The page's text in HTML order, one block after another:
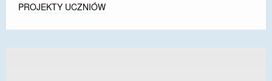
PROJEKTY UCZNIÓW